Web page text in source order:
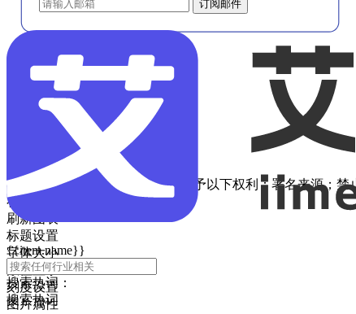
订阅邮件
{{item.name}}
搜索热词：
搜索热词

根据CC准则，此许可证向用户授予以下权利：署名来源；禁
在线咨询
刷新图表
标题设置
字体大小
数值显示
刻度设置
图片属性